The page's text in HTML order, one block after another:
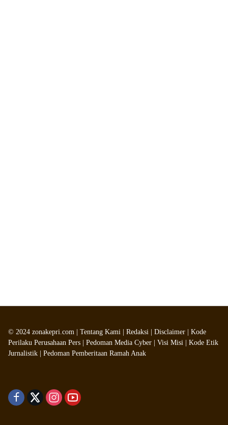
© 2024 zonakepri.com | Tentang Kami | Redaksi | Disclaimer | Kode
Perilaku Perusahaan Pers | Pedoman Media Cyber | Visi Misi | Kode Etik
Jurnalistik | Pedoman Pemberitaan Ramah Anak